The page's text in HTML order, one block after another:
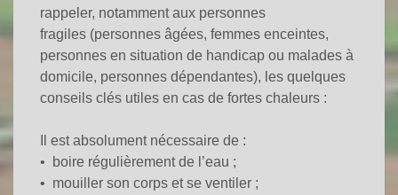
rappeler, notamment aux personnes
fragiles (personnes âgées, femmes enceintes,
personnes en situation de handicap ou malades à
domicile, personnes dépendantes), les quelques
conseils clés utiles en cas de fortes chaleurs :
Il est absolument nécessaire de :
• boire régulièrement de l’eau ;
• mouiller son corps et se ventiler ;